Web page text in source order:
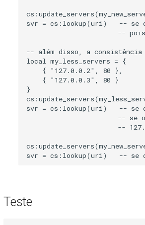
svr = cs:lookup(uri)   -- se o
--
-- além disso, a consistência é
local my_less_servers = {
    { "127.0.0.2", 80 },
    { "127.0.0.3", 80 }
}
svr = cs:lookup(uri)   -- se o
-- se
--
Teste